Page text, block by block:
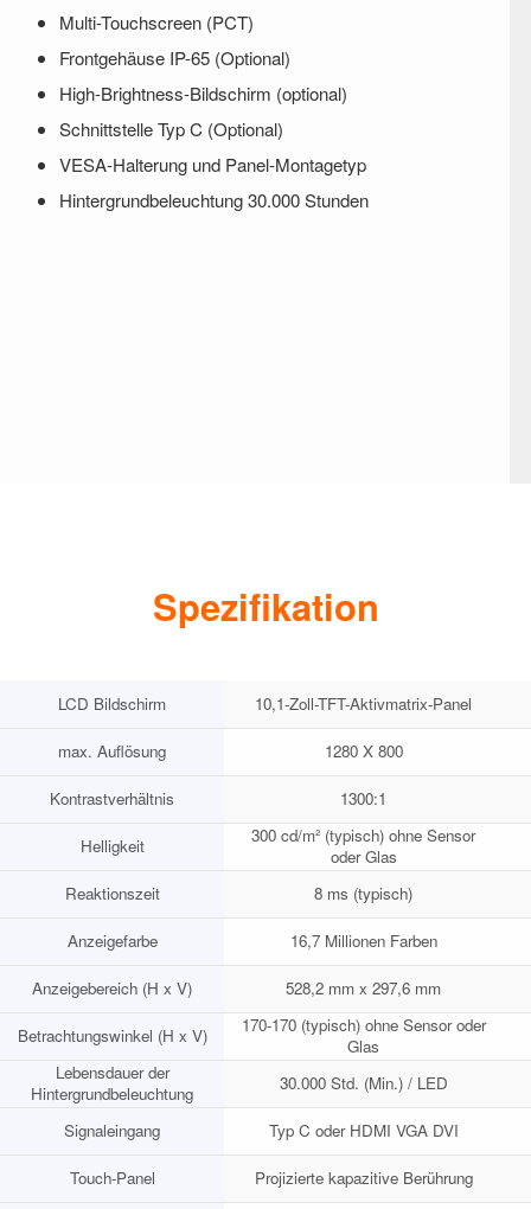
Multi-Touchscreen (PCT)
Frontgehäuse IP-65 (Optional)
High-Brightness-Bildschirm (optional)
Schnittstelle Typ C (Optional)
VESA-Halterung und Panel-Montagetyp
Hintergrundbeleuchtung 30.000 Stunden
Spezifikation
LCD Bildschirm 10,1-Zoll-TFT-Aktivmatrix-Panel
max. Auflösung 1280 X 800
Kontrastverhältnis 1300:1
Helligkeit
300 cd/m² (typisch) ohne Sensor
oder Glas
Reaktionszeit
8 ms (typisch)
Anzeigefarbe 16,7 Millionen Farben
Anzeigebereich (H x V) 528,2 mm x 297,6 mm
Betrachtungswinkel (H x V)
170-170 (typisch) ohne Sensor oder
Glas
Lebensdauer der
Hintergrundbeleuchtung
30.000 Std. (Min.) / LED
Signaleingang Typ C oder HDMI VGA DVI
Touch-Panel Projizierte kapazitive Berührung